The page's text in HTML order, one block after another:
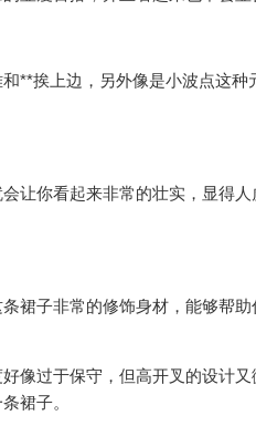
**挨上边，另外像是小波点这种
让你看起来非常的壮实，显得人
裙子非常的修饰身材，能够帮助
像过于保守，但高开叉的设计又
裙子。